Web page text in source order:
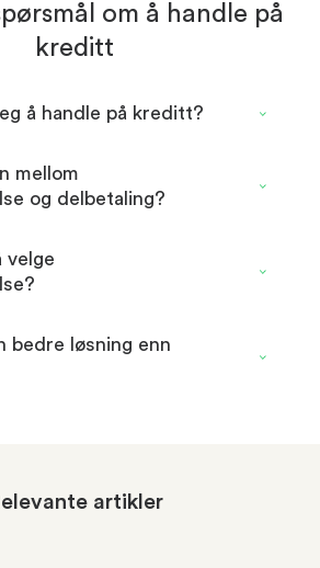
om å handle på
kreditt
å handle på kreditt?
mellom
og delbetaling?
velge
bedre løsning enn
artikler